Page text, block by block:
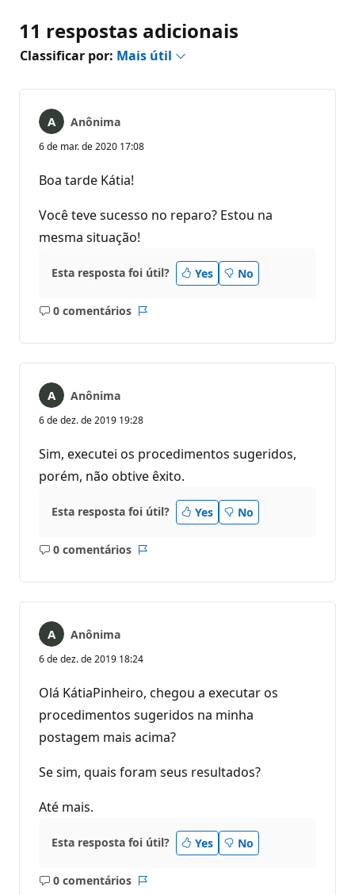
11 respostas adicionais
Classificar por: Mais útil
Anônima
6 de mar. de 2020 17:08
Boa tarde Kátia!
Você teve sucesso no reparo? Estou na
mesma situação!
Esta resposta foi útil? Yes No
0 comentários
Sem
Anônima
6 de dez. de 2019 19:28
Sim, executei os procedimentos sugeridos,
porém, não obtive êxito.
Esta resposta foi útil? Yes No
0 comentários
Sem
Anônima
6 de dez. de 2019 18:24
Olá KátiaPinheiro, chegou a executar os
procedimentos sugeridos na minha
postagem mais acima?
Se sim, quais foram seus resultados?
Até mais.
Esta resposta foi útil? Yes No
0 comentários
Sem